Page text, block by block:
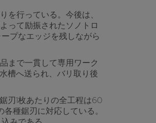
行っている。今後は、
って励振されたソノトロ
プなエッジを残しながら
まで一貫して専用ワーク
槽へ送られ、バリ取り後
刃1枚あたりの全工程は60
種鋸刃に対応している。